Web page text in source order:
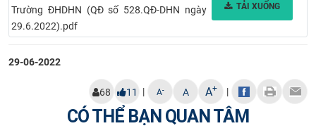
KHOA HỌC CÔNG NGHỆ
HTQT
CỰU NGƯỜI HỌC
Trường ĐHDHN (QĐ số 528.QĐ-DHN ngày
29.6.2022).pdf
TẢI XUỐNG
29-06-2022
68 11 | A- A A+ |
CÓ THỂ BẠN QUAN TÂM